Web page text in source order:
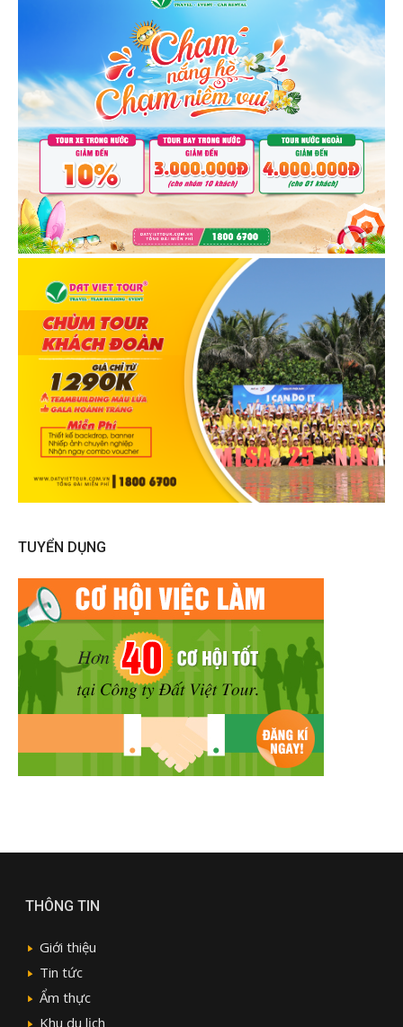
TUYỂN DỤNG
THÔNG TIN
Giới thiệu
Tin tức
Ẩm thực
Khu du lịch